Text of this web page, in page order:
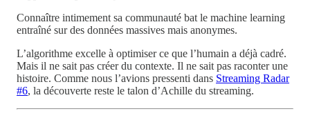
Connaître intimement sa communauté bat le machine learning
entraîné sur des données massives mais anonymes.
L’algorithme excelle à optimiser ce que l’humain a déjà cadré.
Mais il ne sait pas créer du contexte. Il ne sait pas raconter une
histoire. Comme nous l’avions pressenti dans Streaming Radar
#6, la découverte reste le talon d’Achille du streaming.